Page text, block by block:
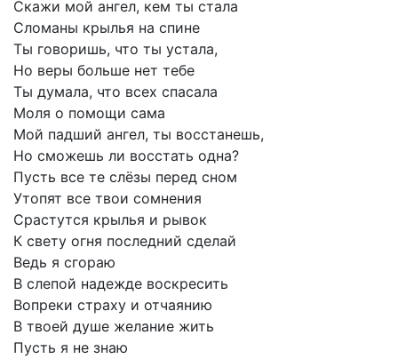
Скажи мой ангел, кем ты стала
Сломаны крылья на спине
Ты говоришь, что ты устала,
Но веры больше нет тебе
Ты думала, что всех спасала
Моля о помощи сама
Мой падший ангел, ты восстанешь,
Но сможешь ли восстать одна?
Пусть все те слёзы перед сном
Утопят все твои сомнения
Срастутся крылья и рывок
К свету огня последний сделай
Ведь я сгораю
В слепой надежде воскресить
Вопреки страху и отчаянию
В твоей душе желание жить
Пусть я не знаю